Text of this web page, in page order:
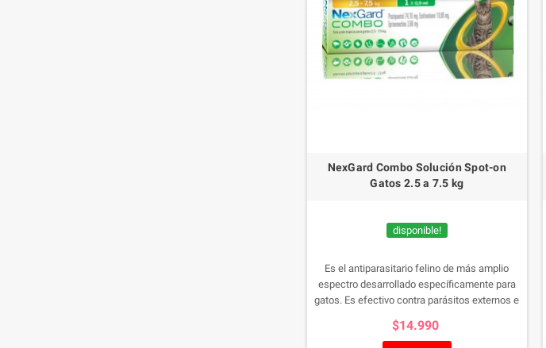
NexGard Combo Solución Spot-on
Gatos 2.5 a 7.5 kg
disponible!
Es el antiparasitario felino de más amplio
espectro desarrollado específicamente para
gatos. Es efectivo contra parásitos externos e
gusanos intestinales, pulmonares y vesicales.
$14.990